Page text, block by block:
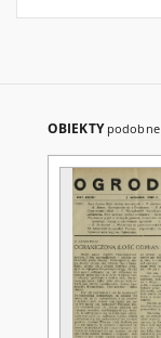
OBIEKTY podobne